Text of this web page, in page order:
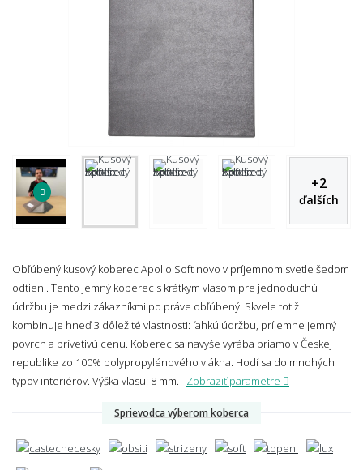
+2
ďalších
Obľúbený kusový koberec Apollo Soft novo v príjemnom svetle šedom
odtieni. Tento jemný koberec s krátkym vlasom pre jednoduchú
údržbu je medzi zákazníkmi po práve obľúbený. Skvele totiž
kombinuje hneď 3 dôležité vlastnosti: ľahkú údržbu, príjemne jemný
povrch a prívetivú cenu. Koberec sa navyše vyrába priamo v Českej
republike zo 100% polypropylénového vlákna. Hodí sa do mnohých
typov interiérov. Výška vlasu: 8 mm. Zobraziť parametre
Sprievodca výberom koberca